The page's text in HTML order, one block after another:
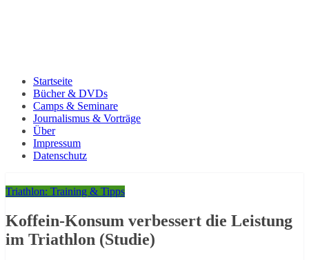
Startseite
Bücher & DVDs
Camps & Seminare
Journalismus & Vorträge
Über
Impressum
Datenschutz
Triathlon: Training & Tipps
Koffein-Konsum verbessert die Leistung
im Triathlon (Studie)